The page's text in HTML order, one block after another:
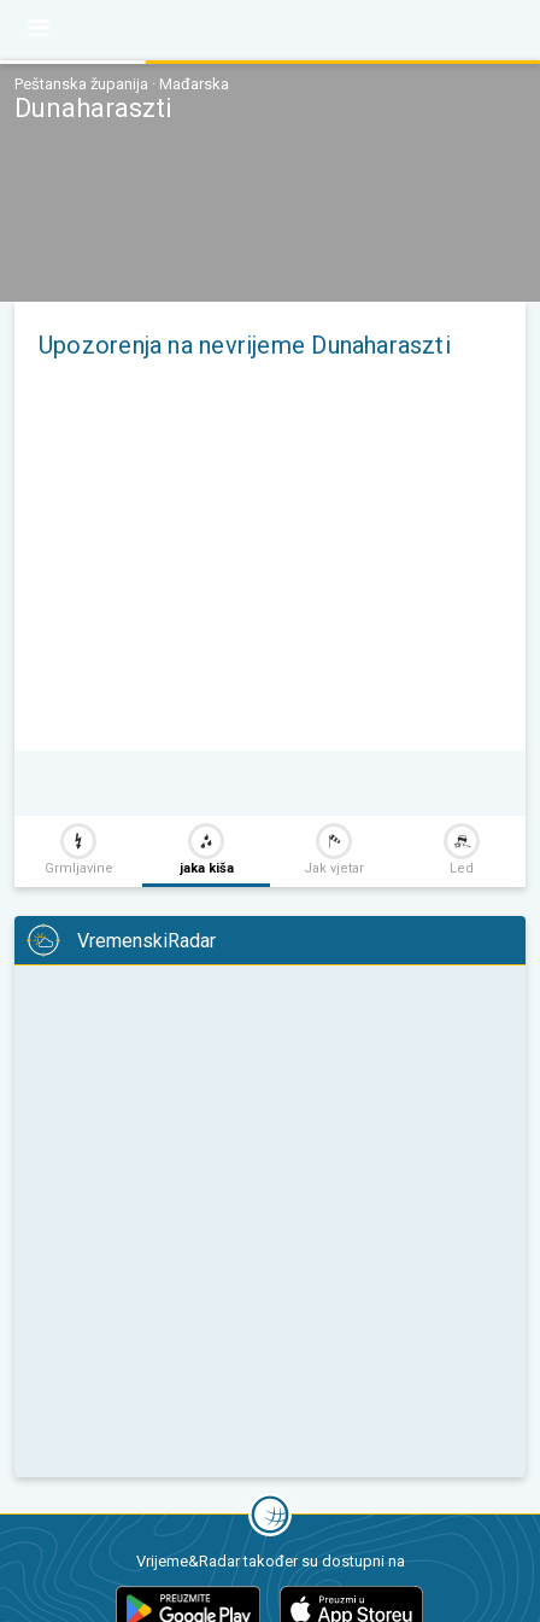
Peštanska županija · Mađarska
Dunaharaszti
Upozorenja na nevrijeme Dunaharaszti
Grmljavine jaka kiša Jak vjetar Led
VremenskiRadar
Vrijeme&Radar također su dostupni na